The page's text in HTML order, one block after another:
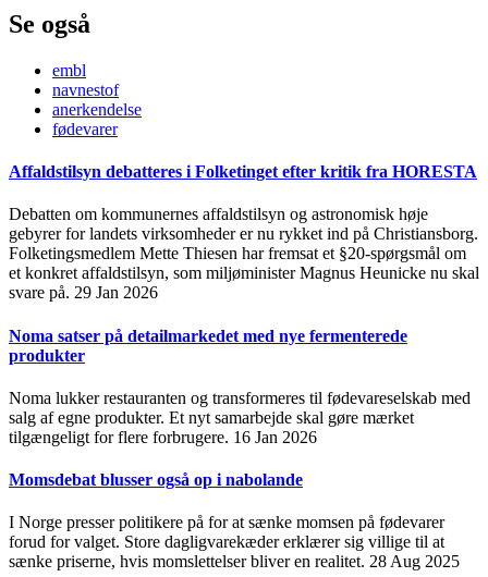
Se også
embl
navnestof
anerkendelse
fødevarer
Affaldstilsyn debatteres i Folketinget efter kritik fra HORESTA
Debatten om kommunernes affaldstilsyn og astronomisk høje
gebyrer for landets virksomheder er nu rykket ind på Christiansborg.
Folketingsmedlem Mette Thiesen har fremsat et §20-spørgsmål om
et konkret affaldstilsyn, som miljøminister Magnus Heunicke nu skal
svare på. 29 Jan 2026
Noma satser på detailmarkedet med nye fermenterede
produkter
Noma lukker restauranten og transformeres til fødevareselskab med
salg af egne produkter. Et nyt samarbejde skal gøre mærket
tilgængeligt for flere forbrugere. 16 Jan 2026
Momsdebat blusser også op i nabolande
I Norge presser politikere på for at sænke momsen på fødevarer
forud for valget. Store dagligvarekæder erklærer sig villige til at
sænke priserne, hvis momslettelser bliver en realitet. 28 Aug 2025